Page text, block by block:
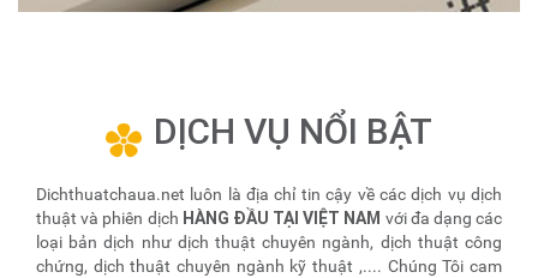
DỊCH VỤ NỔI BẬT
Dichthuatchaua.net luôn là địa chỉ tin cậy về các dịch vụ dịch
thuật và phiên dịch HÀNG ĐẦU TẠI VIỆT NAM với đa dạng các
loại bản dịch như dịch thuật chuyên ngành, dịch thuật công
chứng, dịch thuật chuyên ngành kỹ thuật ,.... Chúng Tôi cam